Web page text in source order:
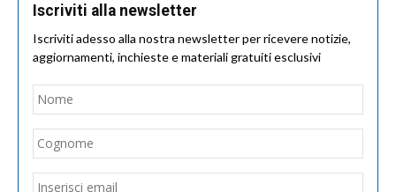
Iscriviti alla newsletter
Iscriviti adesso alla nostra newsletter per ricevere notizie,
aggiornamenti, inchieste e materiali gratuiti esclusivi
Nome
Email